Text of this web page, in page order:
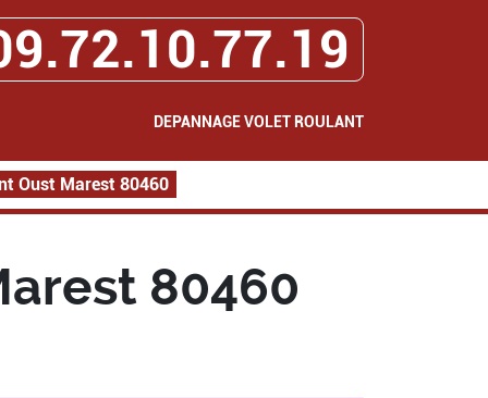
DEPANNAGE VOLET ROULANT
Oust Marest 80460
80460